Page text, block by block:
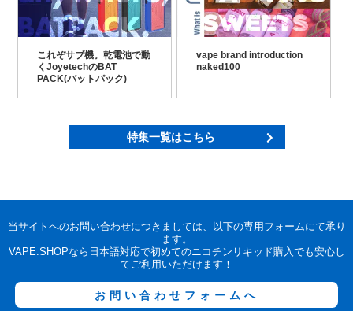
これぞサブ機。乾電池で動
くJoyetechのBAT
PACK(バットパック)
vape brand introduction
naked100
特集一覧はこちら
当サイトへのお問い合わせにつきましては、以下の専用フォームにて承り
ます。
VAPE.SHOPなら日本語対応で初めてのニコチンリキッド購入でも安心し
てご利用いただけます！
お問い合わせフォームへ